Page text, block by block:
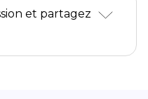
et partagez